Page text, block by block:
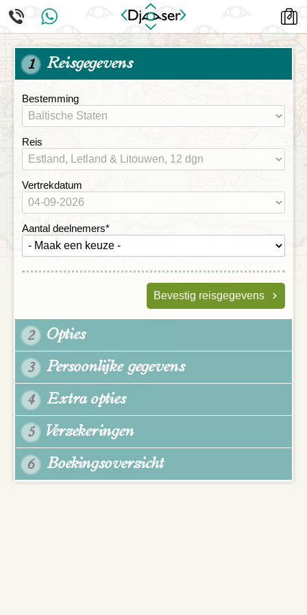
1 Reisgegevens
Bestemming
Reis
Vertrekdatum
Aantal deelnemers*
Bevestig reisgegevens
2 Opties
3 Persoonlijke gegevens
4 Extra opties
5 Verzekeringen
6 Boekingsoverzicht